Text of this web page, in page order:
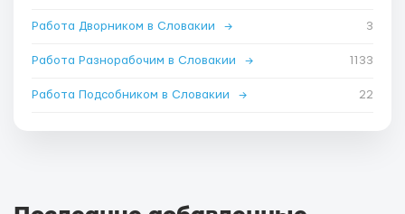
Работа Дворником в Словакии → 3
Работа Разнорабочим в Словакии → 1133
Работа Подсобником в Словакии → 22